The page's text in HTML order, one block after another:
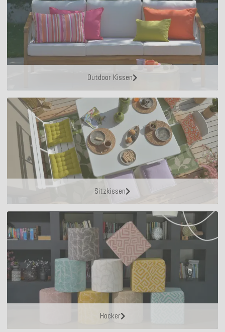
Outdoor Kissen
Sitzkissen
Hocker